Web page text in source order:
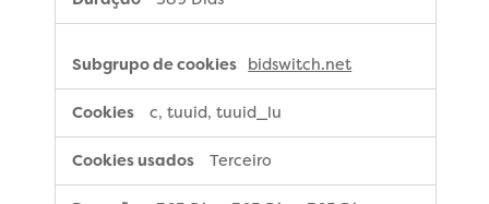
bidswitch.net
c, tuuid, tuuid_lu
Terceiro